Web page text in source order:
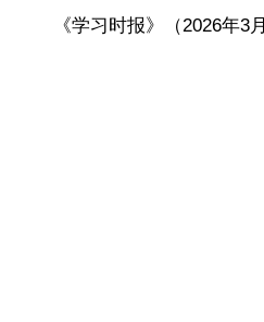
《学习时报》（2026年3